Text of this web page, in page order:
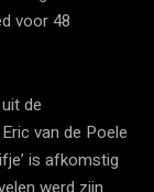
voor 48
de
van de Poele
is afkomstig